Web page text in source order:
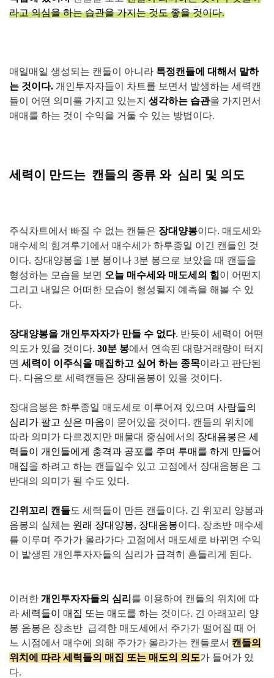
라고 의심을 하는 습관을 가지는 것도 좋을 것이다.
매일매일 생성되는 캔들이 아니라 특정캔들에 대해서 말하
는 것이다. 개인투자자들이 차트를 보면서 발생하는 세력캔
들이 어떤 의미를 가지고 있는지 생각하는 습관을 가지면서
매매를 하는 것이 수익을 거둘 수 있는 방법이다.
세력이 만드는 캔들의 종류 와 심리 및 의도
주식차트에서 빠질 수 없는 캔들은 장대양봉이다. 매도세와
매수세의 힘겨루기에서 매수세가 하루종일 이긴 캔들인 것
이다. 장대양봉을 1분 봉이나 3분 봉으로 보았을 때 캔들을
형성하는 모습을 보면 오늘 매수세와 매도세의 힘이 어떤지
그리고 내일은 어떠한 모습이 형성될지 예측을 해볼 수 있
다.
장대양봉을 개인투자자가 만들 수 없다. 반듯이 세력이 어떤
의도가 있을 것이다. 30분 봉에서 연속된 대량거래량이 터지
면 세력이 이주식을 매집하고 싶어 하는 종목이라고 판단된
다. 다음으로 세력캔들은 장대음봉이 있을 것이다.
장대음봉은 하루종일 매도세로 이루어져 있으며 사람들의
심리가 팔고 싶은 마음이 묻어있을 것이다. 캔들의 위치에
따라 의미가 다르겠지만 매물대 중심에서의 장대음봉은 세
력들이 개인들에게 충격과 공포를 주며 투매를 하게 만들어
매집을 하려고 하는 캔들일수 있고 고점에서 장대음봉은 그
반대의 의미가 될 수도 있다.
긴위꼬리 캔들도 세력들이 만든 캔들이다. 긴 위꼬리 양봉과
음봉의 실체는 원래 장대양봉, 장대음봉이다. 장초반 매수세
를 이루며 주가가 올라가다 고점에서 매도세로 바뀌면 수익
이 발생된 개인투자자들의 심리가 급격히 흔들리게 된다.
이러한 개인투자자들의 심리 를 이용하여 캔들의 위치에 따
라 세력들이 매집 또는 매도를 하는 것이다. 긴 아래꼬리 양
봉 음봉은 장초반 급격한 매도세에서 주가가 떨어질 때 어
느 시점에서 매수에 의해 주가가 올라가는 캔들로서 캔들의
위치에 따라 세력들의 매집 또는 매도의 의도가 들어가 있
다.